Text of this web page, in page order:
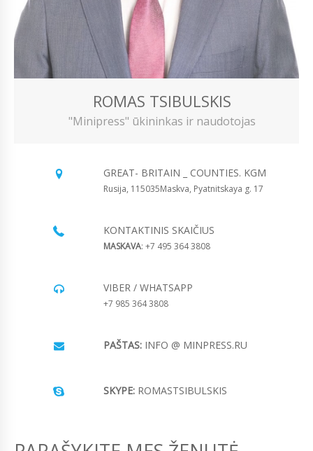
ROMAS TSIBULSKIS
"Minipress" ūkininkas ir naudotojas
GREAT- BRITAIN _ COUNTIES. KGM
Rusija, 115035Maskva, Pyatnitskaya g. 17
KONTAKTINIS SKAIČIUS
MASKAVA: +7 495 364 3808
VIBER / WHATSAPP
+7 985 364 3808
PAŠTAS: INFO @ MINPRESS.RU
SKYPE: ROMASTSIBULSKIS